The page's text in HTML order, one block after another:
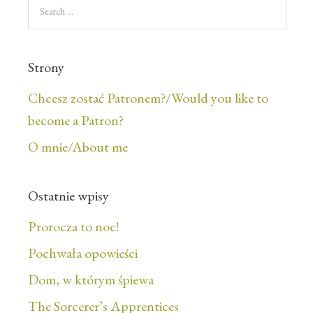
Strony
Chcesz zostać Patronem?/Would you like to
become a Patron?
O mnie/About me
Ostatnie wpisy
Prorocza to noc!
Pochwała opowieści
Dom, w którym śpiewa
The Sorcerer’s Apprentices